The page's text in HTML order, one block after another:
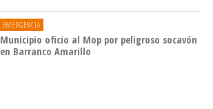
EMERGENCIA
Municipio oficio al Mop por peligroso socavón
en Barranco Amarillo